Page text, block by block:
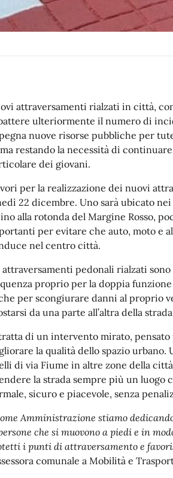
attraversamenti rialzati in città,
ulteriormente il numero di
nuove risorse pubbliche per
restando la necessità di
dei giovani.
per la realizzazione dei nuovi
22 dicembre. Uno sarà ubicato
alla rotonda del Margine Rosso,
per evitare che auto, moto e
nel centro città.
attraversamenti pedonali rialzati
proprio per la doppia
per scongiurare danni al proprio
da una parte all’altra della
di un intervento mirato,
la qualità dello spazio
di via Fiume in altre zone della
la strada sempre più un luogo
sicuro e piacevole, senza
Amministrazione stiamo
che si muovono a piedi e in
i punti di attraversamento e
comunale a Mobilità e